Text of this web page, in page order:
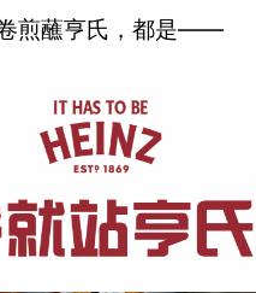
煎蘸亨氏，都是——